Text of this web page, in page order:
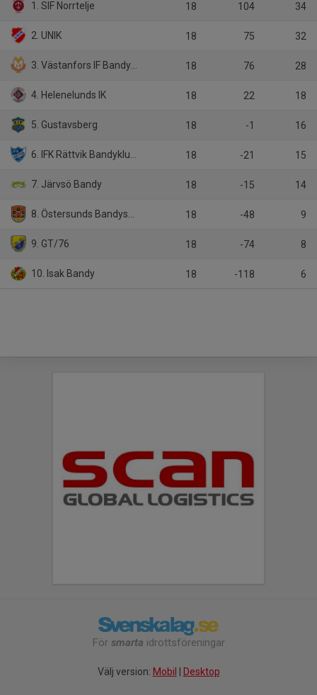
1. SIF Norrtelje 18 104 34
2. UNIK 18 75 32
3. Västanfors IF Bandyklubb 18 76 28
4. Helenelunds IK 18 22 18
5. Gustavsberg 18 -1 16
6. IFK Rättvik Bandyklubb 18 -21 15
7. Järvsö Bandy 18 -15 14
8. Östersunds Bandysällskap 18 -48 9
9. GT/76 18 -74 8
10. Isak Bandy 18 -118 6
För smarta idrottsföreningar
Välj version: Mobil Desktop